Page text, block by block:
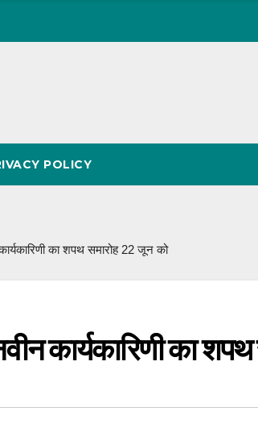
POLICY
का शपथ समारोह 22 जून को
कार्यकारिणी का